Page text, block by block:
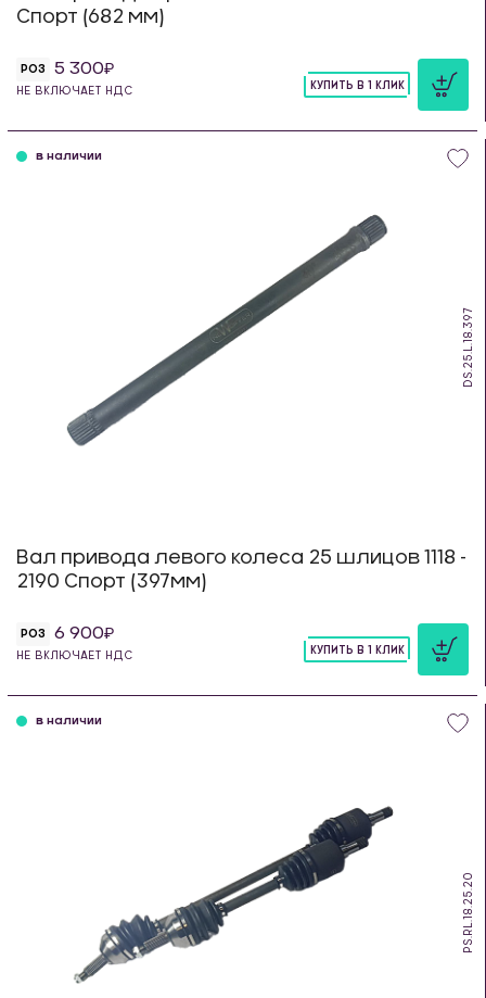
Спорт (682 мм)
РОЗ 5 300
НЕ ВКЛЮЧАЕТ НДС
КУПИТЬ В 1 КЛИК
DS.25.L.18.397
в наличии
Вал привода левого колеса 25 шлицов 1118 -
2190 Спорт (397мм)
РОЗ 6 900
НЕ ВКЛЮЧАЕТ НДС
КУПИТЬ В 1 КЛИК
PS.RL.18.25.20
в наличии